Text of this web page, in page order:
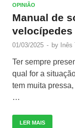
OPINIÃO
Manual de
velocípedes
01/03/2025 - by
Ter sempre
qual for a
tem muita
…
LER MAIS